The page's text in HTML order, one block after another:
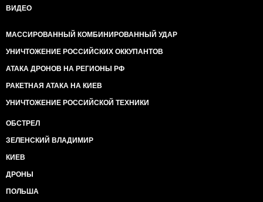
ВИДЕО
МАССИРОВАННЫЙ КОМБИНИРОВАННЫЙ УДАР
УНИЧТОЖЕНИЕ РОССИЙСКИХ ОККУПАНТОВ
АТАКА ДРОНОВ НА РЕГИОНЫ РФ
РАКЕТНАЯ АТАКА НА КИЕВ
УНИЧТОЖЕНИЕ РОССИЙСКОЙ ТЕХНИКИ
ОБСТРЕЛ
ЗЕЛЕНСКИЙ ВЛАДИМИР
КИЕВ
ДРОНЫ
ПОЛЬША